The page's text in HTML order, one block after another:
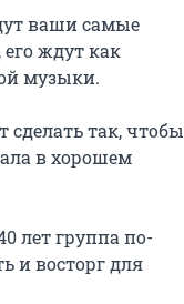
ваши самые
ждут как
музыки.
сделать так, чтобы
в хорошем
лет группа по-
и восторг для